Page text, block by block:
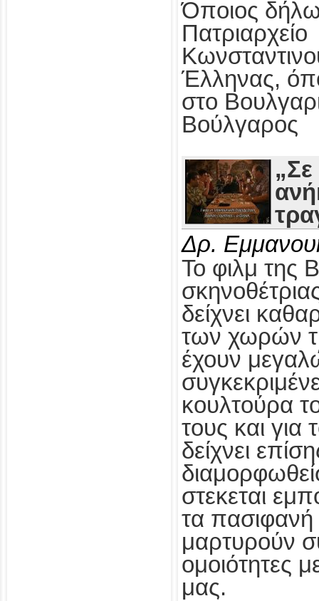
Όποιος
Πατριαρχείο
Έλληνας,
στο
Βούλγαρος
Δρ.
Το φιλμ της
δείχνει
των χωρών
έχουν
κουλτούρα
τους και
δείχνει
στεκεται
τα πασιφανή
μαρτυρούν
ομοιότητες
μας.